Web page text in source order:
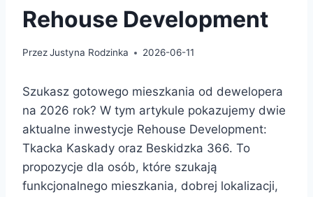
Rehouse Development
PrzezJustyna Rodzinka 2026-06-11
Szukasz gotowego mieszkania od dewelopera
na 2026 rok? W tym artykule pokazujemy dwie
aktualne inwestycje Rehouse Development:
Tkacka Kaskady oraz Beskidzka 366. To
propozycje dla osób, które szukają
funkcjonalnego mieszkania, dobrej lokalizacji,